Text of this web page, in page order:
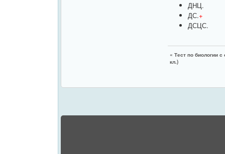
ДНЦ.
ДС.+
ДСЦС.
«Тест по биологии
кл.)